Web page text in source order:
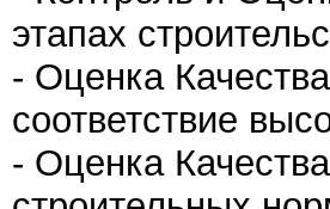
этапах
- Оценка
соответствие
- Оценка